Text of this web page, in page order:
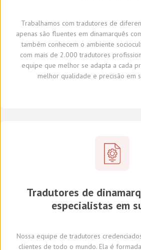
Trabalhamos com tradutores de
apenas são fluentes em dinamarquês
também conhecem o ambiente
com mais de 2.000 tradutores
equipe que melhor se adapta a cada
melhor qualidade e precisão em
Tradutores de
especialistas em
Nossa equipe de tradutores
clientes de todo o mundo. Ela é